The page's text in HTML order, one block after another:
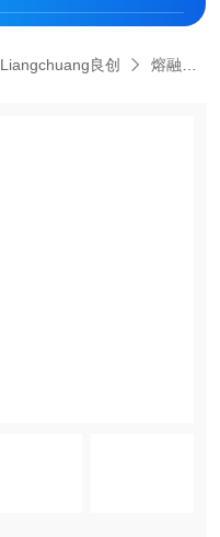
Liangchuang良创 熔融指指数仪